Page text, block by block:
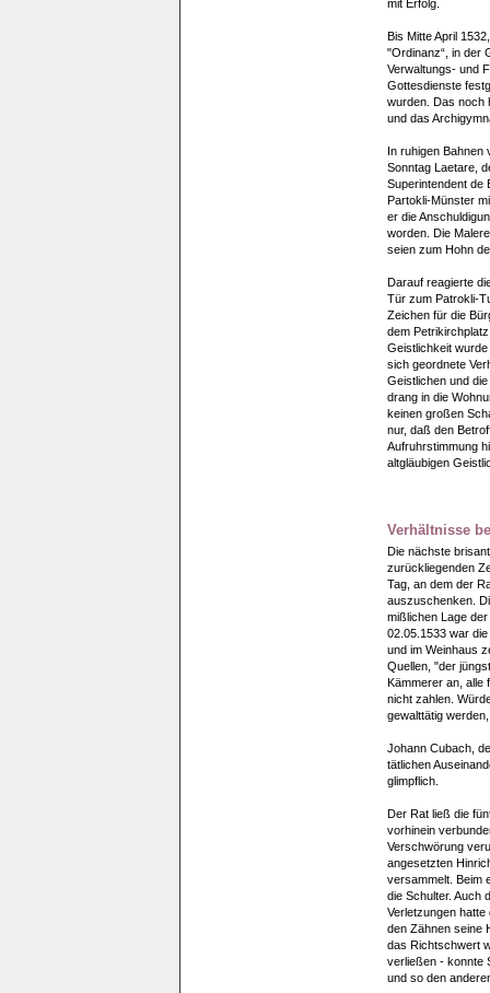
mit Erfolg.
Bis Mitte April
"Ordinanz“, in der
Verwaltungs- und
Gottesdienste
wurden. Das noch
und das
In ruhigen Bahnen
Sonntag Laetare,
Superintendent de
Partokli-Münster
er die
worden. Die
seien zum Hohn
Darauf reagierte
Tür zum Patrokli-
Zeichen für die
dem
Geistlichkeit
sich geordnete
Geistlichen und
drang in die
keinen großen
nur, daß den
Aufruhrstimmung
altgläubigen
Verhältnisse
Die nächste
zurückliegenden
Tag, an dem der
auszuschenken.
mißlichen Lage
02.05.1533 war
und im Weinhaus
Quellen, "der
Kämmerer an, alle
nicht zahlen.
gewalttätig
Johann Cubach,
tätlichen
glimpflich.
Der Rat ließ die
vorhinein
Verschwörung
angesetzten
versammelt. Beim
die Schulter. Auch
Verletzungen
den Zähnen seine
das Richtschwert
verließen - konnte
und so den